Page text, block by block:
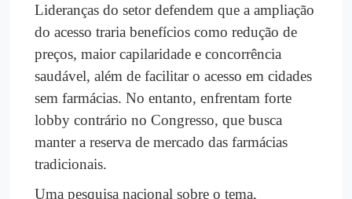
Lideranças do setor defendem que a ampliação
do acesso traria benefícios como redução de
preços, maior capilaridade e concorrência
saudável, além de facilitar o acesso em cidades
sem farmácias. No entanto, enfrentam forte
lobby contrário no Congresso, que busca
manter a reserva de mercado das farmácias
tradicionais.
Uma pesquisa nacional sobre o tema,